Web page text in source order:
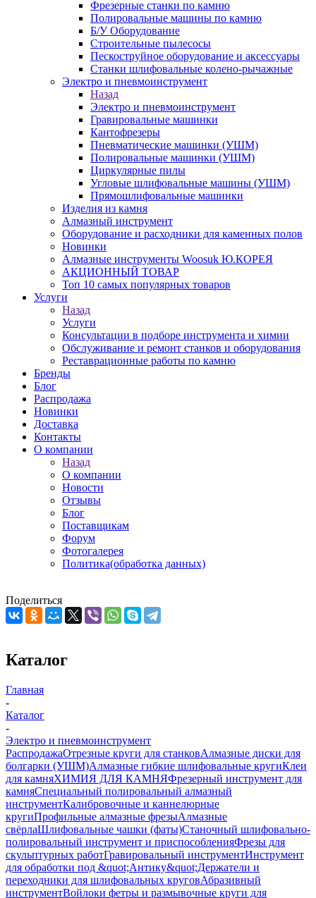
Фрезерные станки по камню
Полировальные машины по камню
Б/У Оборудование
Строительные пылесосы
Пескоструйное оборудование и аксессуары
Станки шлифовальные колено-рычажные
Электро и пневмоинструмент
Назад
Электро и пневмоинструмент
Гравировальные машинки
Кантофрезеры
Пневматические машинки (УШМ)
Полировальные машинки (УШМ)
Циркулярные пилы
Угловые шлифовальные машины (УШМ)
Прямошлифовальные машинки
Изделия из камня
Алмазный инструмент
Оборудование и расходники для каменных полов
Новинки
Алмазные инструменты Woosuk Ю.КОРЕЯ
АКЦИОННЫЙ ТОВАР
Топ 10 самых популярных товаров
Услуги
Назад
Услуги
Консультации в подборе инструмента и химии
Обслуживание и ремонт станков и оборудования
Реставрационные работы по камню
Бренды
Блог
Распродажа
Новинки
Доставка
Контакты
О компании
Назад
О компании
Новости
Отзывы
Блог
Поставщикам
Форум
Фотогалерея
Политика(обработка данных)
Поделиться
Каталог
Главная
-
Каталог
-
Электро и пневмоинструмент
РаспродажаОтрезные круги для станковАлмазные диски для
болгарки (УШМ)Алмазные гибкие шлифовальные кругиКлеи
для камняХИМИЯ ДЛЯ КАМНЯФрезерный инструмент для
камняСпециальный полировальный алмазный
инструментКалибровочные и каннелюрные
кругиПрофильные алмазные фрезыАлмазные
свёрлаШлифовальные чашки (фаты)Станочный шлифовально-
полировальный инструмент и приспособленияФрезы для
скульптурных работГравировальный инструментИнструмент
для обработки под &quot;Антику&quot;Держатели и
переходники для шлифовальных круговАбразивный
инструментВойлоки фетры и размывочные круги для